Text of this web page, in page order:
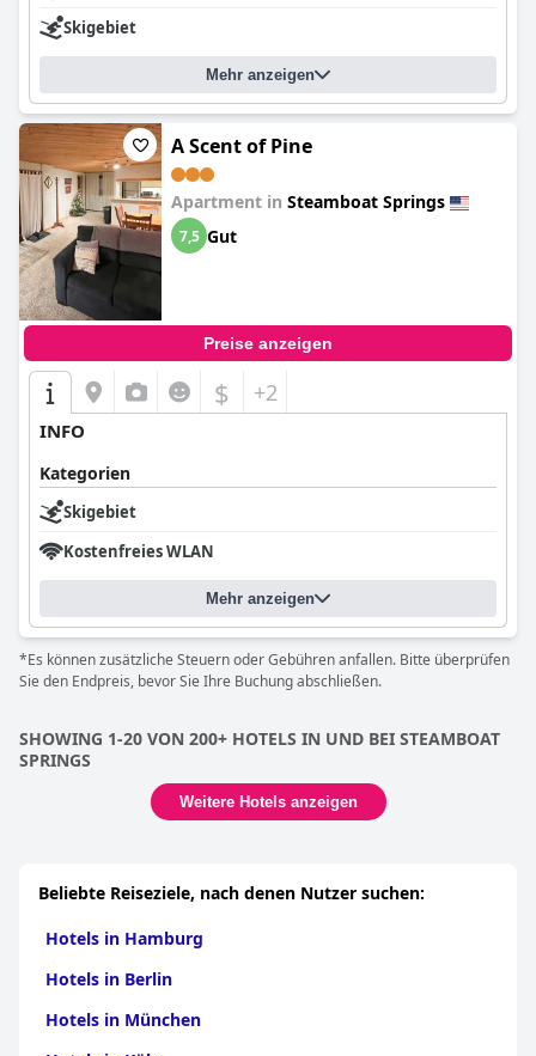
Skigebiet
Mehr anzeigen
A Scent of Pine
Apartment in Steamboat Springs
7,5 Gut
Preise anzeigen
$ +2
INFO
Kategorien
Skigebiet
Kostenfreies WLAN
Mehr anzeigen
*Es können zusätzliche Steuern oder Gebühren anfallen. Bitte überprüfen
Sie den Endpreis, bevor Sie Ihre Buchung abschließen.
SHOWING 1-20 VON 200+ HOTELS IN UND BEI STEAMBOAT
SPRINGS
Weitere Hotels anzeigen
Beliebte Reiseziele, nach denen Nutzer suchen:
Hotels in Hamburg
Hotels in Berlin
Hotels in München